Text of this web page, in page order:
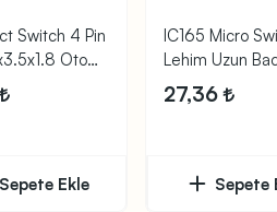
Switch 4 Pin
Oto
Sepete Ekle
IC165 Micro
Lehim Uzun
Uzun Palet
27,36
Sepete